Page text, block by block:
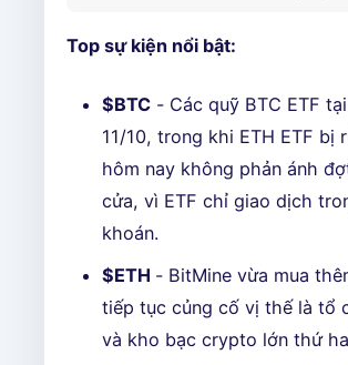
Top sự kiện nổi bật:
$BTC - Các quỹ BTC ETF
11/10, trong khi ETH ETF bị
hôm nay không phản ánh
cửa, vì ETF chỉ giao dịch
khoán.
$ETH - BitMine vừa mua
tiếp tục củng cố vị thế là tổ
và kho bạc crypto lớn thứ